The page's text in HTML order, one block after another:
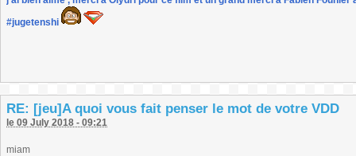
#jugetenshi
RE: [jeu]A quoi vous fait penser le mot de votre VDD
le 09 July 2018 - 09:21
miam